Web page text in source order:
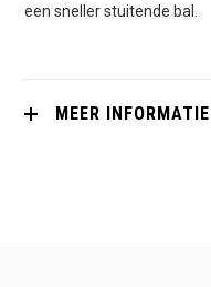
een sneller stuitende bal.
MEER INFORMATIE